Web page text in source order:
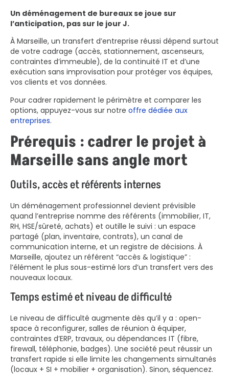
Un déménagement de bureaux se joue sur
l’anticipation, pas sur le jour J.
À Marseille, un transfert d’entreprise réussi dépend surtout
de votre cadrage (accès, stationnement, ascenseurs,
contraintes d’immeuble), de la continuité IT et d’une
exécution sans improvisation pour protéger vos équipes,
vos clients et vos données.
Pour cadrer rapidement le périmètre et comparer les
options, appuyez-vous sur notre offre dédiée aux
entreprises.
Prérequis : cadrer le projet à
Marseille sans angle mort
Outils, accès et référents internes
Un déménagement professionnel devient prévisible
quand l’entreprise nomme des référents (immobilier, IT,
RH, HSE/sûreté, achats) et outille le suivi : un espace
partagé (plan, inventaire, contrats), un canal de
communication interne, et un registre de décisions. À
Marseille, ajoutez un référent “accès & logistique” :
l’élément le plus sous-estimé lors d’un transfert vers des
nouveaux locaux.
Temps estimé et niveau de difficulté
Le niveau de difficulté augmente dès qu’il y a : open-
space à reconfigurer, salles de réunion à équiper,
contraintes d’ERP, travaux, ou dépendances IT (fibre,
firewall, téléphonie, badges). Une société peut réussir un
transfert rapide si elle limite les changements simultanés
(locaux + SI + mobilier + organisation). Sinon, séquencez.